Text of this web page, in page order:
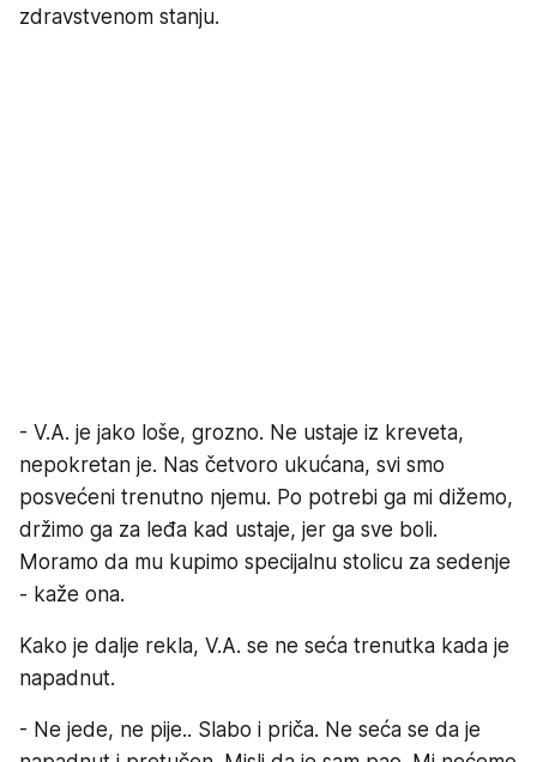
zdravstvenom stanju.
- V.A. je jako loše, grozno. Ne ustaje iz kreveta,
nepokretan je. Nas četvoro ukućana, svi smo
posvećeni trenutno njemu. Po potrebi ga mi dižemo,
držimo ga za leđa kad ustaje, jer ga sve boli.
Moramo da mu kupimo specijalnu stolicu za sedenje
- kaže ona.
Kako je dalje rekla, V.A. se ne seća trenutka kada je
napadnut.
- Ne jede, ne pije.. Slabo i priča. Ne seća se da je